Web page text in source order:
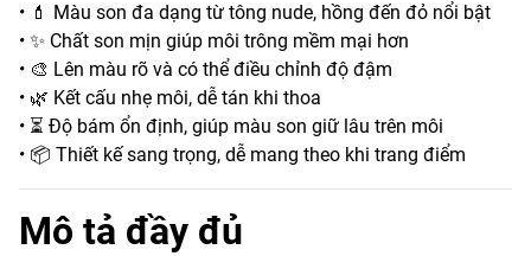
• 💄 Màu son đa dạng từ tông nude, hồng đến đỏ nổi bật
• ✨ Chất son mịn giúp môi trông mềm mại hơn
• 🎨 Lên màu rõ và có thể điều chỉnh độ đậm
• 🌿 Kết cấu nhẹ môi, dễ tán khi thoa
• ⏳ Độ bám ổn định, giúp màu son giữ lâu trên môi
• 📦 Thiết kế sang trọng, dễ mang theo khi trang điểm
Mô tả đầy đủ